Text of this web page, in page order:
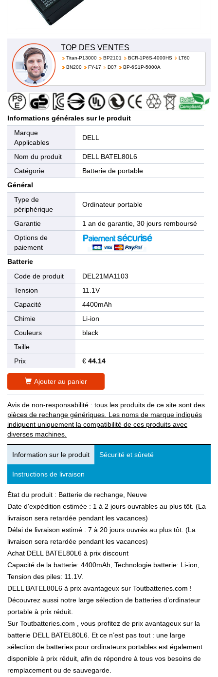
TOP DES VENTES
Titan-P13000 BP2101 BCR-1P6S-4000HS
LT60
BN200
FY-17 D07 BP-6S1P-5000A
Informations générales sur le produit
Marque
Applicables
DELL
Nom du produit
DELL BATEL80L6
Catégorie
Batterie de portable
Général
Type de
périphérique
Ordinateur portable
Garantie
1 an de garantie, 30 jours remboursé
Options de
paiement
Batterie
Code de produit
DEL21MA1103
Tension
11.1V
Capacité
4400mAh
Chimie
Li-ion
Couleurs
black
Taille
Prix
€ 44.14
Ajouter au panier
Avis de non-responsabilité : tous les produits de ce site sont des
pièces de rechange génériques. Les noms de marque indiqués
indiquent uniquement la compatibilité de ces produits avec
diverses machines.
Information sur le produit Sécurité et sûreté
Instructions de livraison
État du produit : Batterie de rechange, Neuve
Date d'expédition estimée : 1 à 2 jours ouvrables au plus tôt. (La
livraison sera retardée pendant les vacances)
Délai de livraison estimé : 7 à 20 jours ouvrés au plus tôt. (La
livraison sera retardée pendant les vacances)
Achat DELL BATEL80L6 à prix discount
Capacité de la batterie: 4400mAh, Technologie batterie: Li-ion,
Tension des piles: 11.1V.
DELL BATEL80L6 à prix avantageux sur Toutbatteries.com !
Découvrez aussi notre large sélection de batteries d’ordinateur
portable à prix réduit.
Sur Toutbatteries.com , vous profitez de prix avantageux sur la
batterie DELL BATEL80L6. Et ce n’est pas tout : une large
sélection de batteries pour ordinateurs portables est également
disponible à prix réduit, afin de répondre à tous vos besoins de
remplacement ou de sauvegarde.